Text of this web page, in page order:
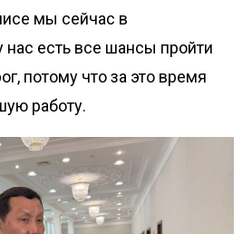
мы сейчас в
нас есть все шансы пройти
потому что за это время
работу.